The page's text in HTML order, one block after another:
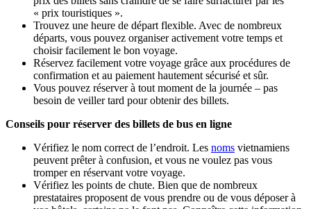
« prix touristiques ».
Trouvez une heure de départ flexible. Avec de nombreux
départs, vous pouvez organiser activement votre temps et
choisir facilement le bon voyage.
Réservez facilement votre voyage grâce aux procédures de
confirmation et au paiement hautement sécurisé et sûr.
Vous pouvez réserver à tout moment de la journée – pas
besoin de veiller tard pour obtenir des billets.
Conseils pour réserver des billets de bus en ligne
Vérifiez le nom correct de l’endroit. Les noms vietnamiens
peuvent prêter à confusion, et vous ne voulez pas vous
tromper en réservant votre voyage.
Vérifiez les points de chute. Bien que de nombreux
prestataires proposent de vous prendre ou de vous déposer à